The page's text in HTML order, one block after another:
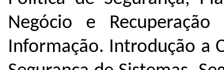
Negócio e
Informação. Introdução a